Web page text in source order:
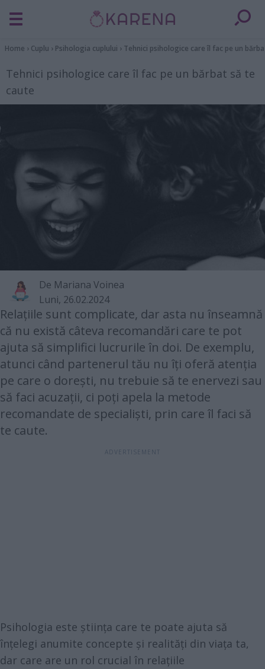
Home › Cuplu › Psihologia cuplului › Tehnici psihologice care îl fac pe un
Tehnici psihologice care îl fac pe un bărbat să te
caute
De Mariana Voinea
Luni, 26.02.2024
Relațiile sunt complicate, dar asta nu înseamnă
că nu există câteva recomandări care te pot
ajuta să simplifici lucrurile în doi. De exemplu,
atunci când partenerul tău nu îți oferă atenția
pe care o dorești, nu trebuie să te enervezi sau
să faci acuzații, ci poți apela la metode
recomandate de specialiști, prin care îl faci să
te caute.
Psihologia este știința care te poate ajuta să
înțelegi anumite concepte și realități din viața ta,
dar care are un rol crucial în relațiile